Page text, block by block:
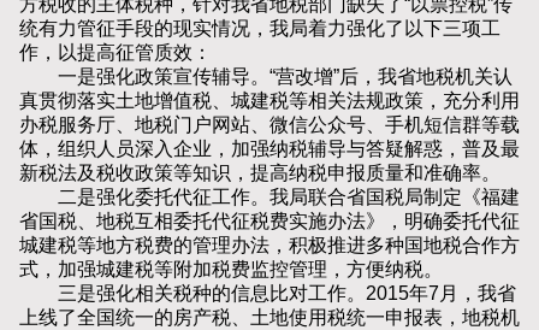
方税收的主体税种，针对我省地税部门缺失了“以票控税”传
统有力管征手段的现实情况，我局着力强化了以下三项工
作，以提高征管质效：
一是强化政策宣传辅导。“营改增”后，我省地税机关认
真贯彻落实土地增值税、城建税等相关法规政策，充分利用
办税服务厅、地税门户网站、微信公众号、手机短信群等载
体，组织人员深入企业，加强纳税辅导与答疑解惑，普及最
新税法及税收政策等知识，提高纳税申报质量和准确率。
二是强化委托代征工作。我局联合省国税局制定《福建
省国税、地税互相委托代征税费实施办法》，明确委托代征
城建税等地方税费的管理办法，积极推进多种国地税合作方
式，加强城建税等附加税费监控管理，方便纳税。
三是强化相关税种的信息比对工作。2015年7月，我省
上线了全国统一的房产税、土地使用税统一申报表，地税机